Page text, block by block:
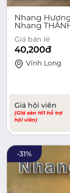
Nhang
Nhang
Giá bán lẻ
40,200đ
Vĩnh Long
Giá hội viên
(Giá sàn Hi1 hỗ trợ
hội viên)
-31%